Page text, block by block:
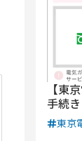
【東
手続
東京